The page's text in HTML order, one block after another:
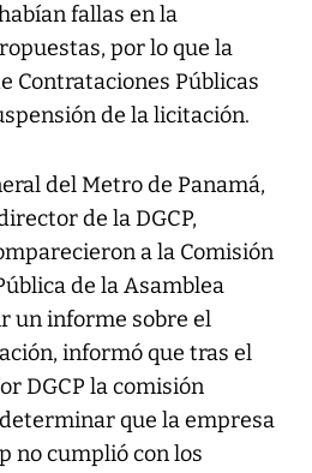
fallas en la
por lo que la
Contrataciones Públicas
de la licitación.
del Metro de Panamá,
de la DGCP,
a la Comisión
de la Asamblea
un informe sobre el
informó que tras el
DGCP la comisión
que la empresa
no cumplió con los